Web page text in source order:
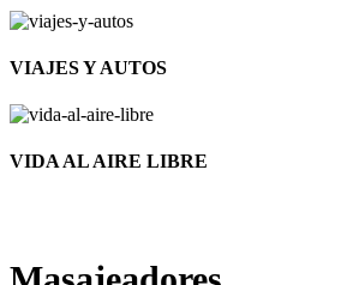
VIAJES Y AUTOS
VIDA AL AIRE LIBRE